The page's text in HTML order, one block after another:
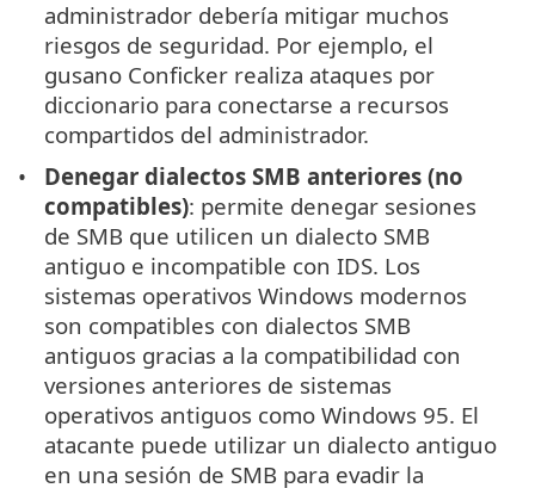
administrador debería mitigar muchos
riesgos de seguridad. Por ejemplo, el
gusano Conficker realiza ataques por
diccionario para conectarse a recursos
compartidos del administrador.
Denegar dialectos SMB anteriores (no
compatibles): permite denegar sesiones
de SMB que utilicen un dialecto SMB
antiguo e incompatible con IDS. Los
sistemas operativos Windows modernos
son compatibles con dialectos SMB
antiguos gracias a la compatibilidad con
versiones anteriores de sistemas
operativos antiguos como Windows 95. El
atacante puede utilizar un dialecto antiguo
en una sesión de SMB para evadir la